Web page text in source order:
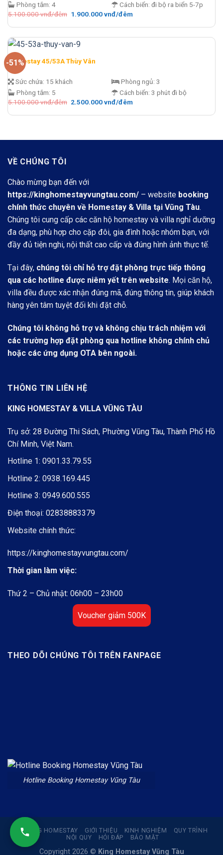
Phòng tắm: 4
Cách biển: đi bộ ra biển 5-7p
5.100.000vnđ/đêm Giá
là:
đêm.
1.900.000vnđ/đêmGiá
tại
1.900.000 vnđ/
-51%
Homestay 45/53A Thùy Vân
Sức chứa: 15 khách
Phòng tắm: 5
Phòng ngủ: 3
Cách biển: 3 phút đi bộ
5.100.000vnđ/đêm Giá
là:
2.500.000vnđ/đêmGiá
tại
VỀ CHÚNG TÔI
Chào mừng bạn đến với
https://kinghomestayvungtau.com/ – website booking
chính thức chuyên về Homestay & Villa tại Vũng Tàu.
Chúng tôi cung cấp các căn hộ homestay và villa nghỉ dưỡng
đa dạng, phù hợp cho cặp đôi, gia đình hoặc nhóm bạn, với
đầy đủ tiện nghi, nội thất cao cấp và đúng hình ảnh thực tế.
Tại đây, chúng tôi chỉ hỗ trợ đặt phòng trực tiếp thông
qua các hotline được niêm yết trên website. Mọi căn hộ,
villa đều được xác nhận đúng mã, đúng thông tin, giúp khách
hàng yên tâm tuyệt đối khi đặt chỗ.
Chúng tôi không hỗ trợ và không chịu trách nhiệm với
các trường hợp đặt phòng qua hotline không chính chủ
hoặc các ứng dụng OTA bên ngoài.
THÔNG TIN LIÊN HỆ
KING HOMESTAY & VILLA VŨNG TÀU
Trụ sở: 28 Đường Thi Sách, Phường Vũng Tàu, Thành Phố Hồ
Chí Minh, Việt Nam.
Hotline 1: 0901.33.79.55
Hotline 2: 0938.169.445
Hotline 3: 0949.600.555
Điện thoại: 02838883379
Website chính thức:
https://kinghomestayvungtau.com/
Thời gian làm việc:
Thứ 2 – Chủ nhật: 06h00 – 23h00
Voucher giảm 500K
THEO DÕI CHÚNG TÔI TRÊN FANPAGE
Hotline Booking Homestay Vũng Tàu
BOOKING HOMESTAY GIỚI THIỆU KINH NGHIỆM
QUY TRÌNH
NỘI QUY
HỎI ĐÁP BẢO MẬT
Copyright 2026 © King Homestay Vũng Tàu